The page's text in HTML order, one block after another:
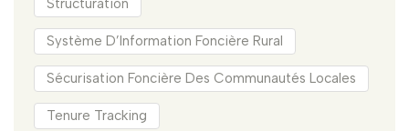
Structuration
Système D’Information Foncière Rural
Sécurisation Foncière Des Communautés Locales
Tenure Tracking